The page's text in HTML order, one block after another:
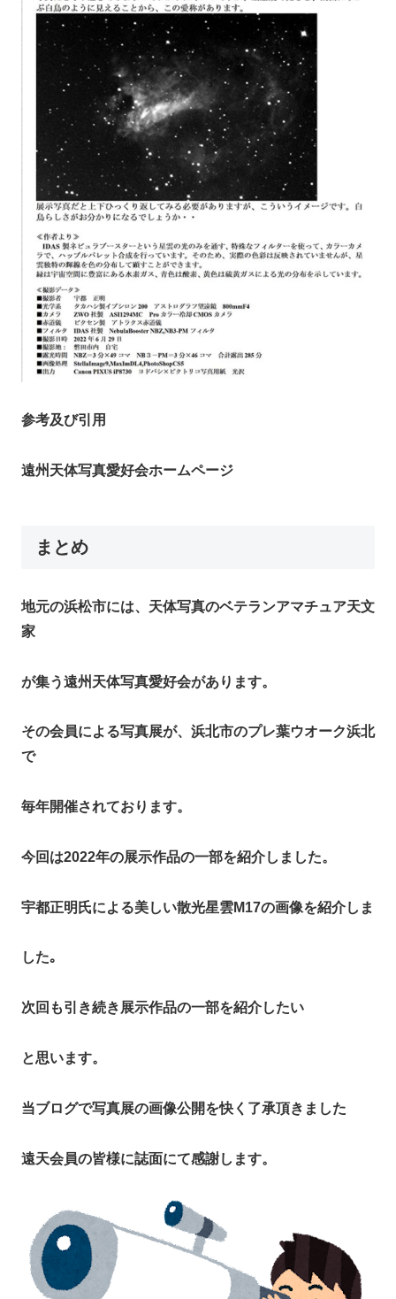
参考及び引用
遠州天体写真愛好会ホームページ
まとめ
地元の浜松市には、天体写真のベテランアマチュア天文
家
が集う遠州天体写真愛好会があります。
その会員による写真展が、浜北市のプレ葉ウオーク浜北
で
毎年開催されております。
今回は2022年の展示作品の一部を紹介しました。
宇都正明氏による美しい散光星雲M17の画像を紹介しま
した｡
次回も引き続き展示作品の一部を紹介したい
と思います。
当ブログで写真展の画像公開を快く了承頂きました
遠天会員の皆様に誌面にて感謝します。